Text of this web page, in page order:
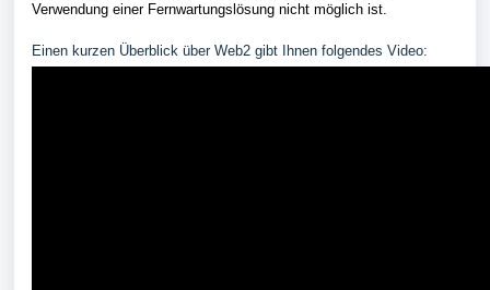
Verwendung einer Fernwartungslösung nicht möglich ist.
Einen kurzen Überblick über Web2 gibt Ihnen folgendes Video: